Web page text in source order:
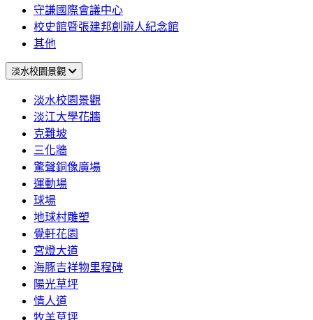
守謙國際會議中心
校史館暨張建邦創辦人紀念館
其他
淡水校園景觀
淡水校園景觀
淡江大學花牆
克難坡
三化牆
驚聲銅像廣場
運動場
球場
地球村雕塑
覺軒花園
宮燈大道
海豚吉祥物里程碑
陽光草坪
情人道
牧羊草坪